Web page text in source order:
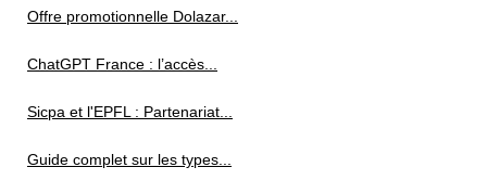
Offre promotionnelle Dolazar...
ChatGPT France : l’accès...
Sicpa et l'EPFL : Partenariat...
Guide complet sur les types...